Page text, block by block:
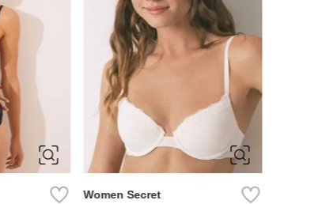
100B
90B 95B
Women Secret